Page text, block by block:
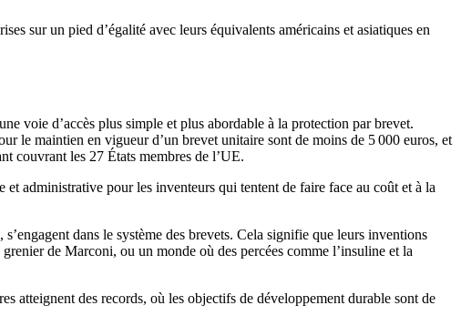
sur un pied d’égalité avec leurs équivalents américains et asiatiques en
voie d’accès plus simple et plus abordable à la protection par brevet.
le maintien en vigueur d’un brevet unitaire sont de moins de 5 000 euros, et
couvrant les 27 États membres de l’UE.
administrative pour les inventeurs qui tentent de faire face au coût et à la
dans le système des brevets. Cela signifie que leurs inventions
de Marconi, ou un monde où des percées comme l’insuline et la
atteignent des records, où les objectifs de développement durable sont de